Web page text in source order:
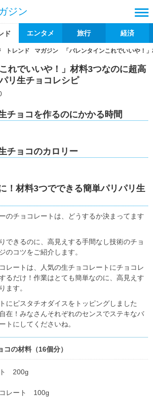
ジン
ド エンタメ 旅行 経済
トレンド マガジン 「バレンタインこれでいいや！
れでいいや！」材料3つなのに超高
リ生チョコレシピ
チョコを作るのにかかる時間
チョコのカロリー
！材料3つでできる簡単パリパリ生
のチョコレートは、どうするか決まってます
できるのに、高見えする手間なし技術のチョ
のコツをご紹介します。
レートは、人気の生チョコレートにチョコレ
るだけ！作業はとても簡単なのに、高見えす
ます。
にピスタチオダイスをトッピングしました
在！みなさんそれぞれのセンスでステキなバ
トにしてくださいね。
の材料（16個分）
ト 200g
コレート 100g